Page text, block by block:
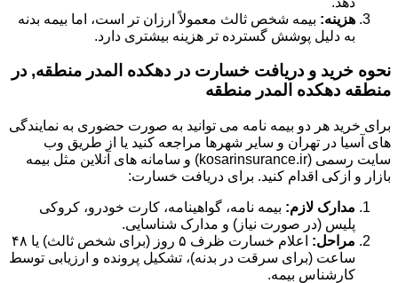
هزینه: بیمه شخص ثالث معمولاً ارزان تر است، اما بیمه بدنه
به دلیل پوشش گسترده تر هزینه بیشتری دارد.
نحوه خرید و دریافت خسارت در دهکده المدر منطقه, در
منطقه دهکده المدر منطقه
برای خرید هر دو بیمه نامه می توانید به صورت حضوری به نمایندگی
های آسیا در تهران و سایر شهرها مراجعه کنید یا از طریق وب
سایت رسمی (kosarinsurance.ir) و سامانه های آنلاین مثل بیمه
بازار و ازکی اقدام کنید. برای دریافت خسارت:
مدارک لازم: بیمه نامه، گواهینامه، کارت خودرو، کروکی
پلیس (در صورت نیاز) و مدارک شناسایی.
مراحل:
اعلام خسارت ظرف ۵ روز (برای شخص ثالث) یا ۴۸
ساعت (برای سرقت در بدنه)، تشکیل پرونده و ارزیابی توسط
کارشناس بیمه.